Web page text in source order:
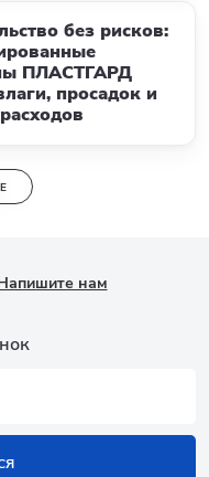
без рисков:
ПЛАСТГАРД
просадок и
нам